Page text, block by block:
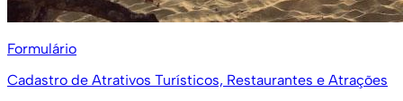
Formulário
Cadastro de Atrativos Turísticos, Restaurantes e Atrações